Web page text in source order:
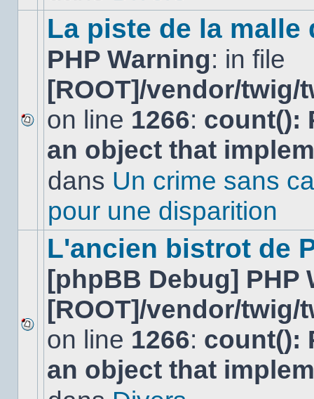
Aucun
nouveau
message
sujet.
La piste de la malle
PHP Warning: in file
[ROOT]/vendor/
on line 1266: count():
an object that
dans Un crime sans
pour une disparition
Aucun
nouveau
message
non-
L'ancien bistrot de
[phpBB Debug] PHP
[ROOT]/vendor/
on line 1266: count():
an object that